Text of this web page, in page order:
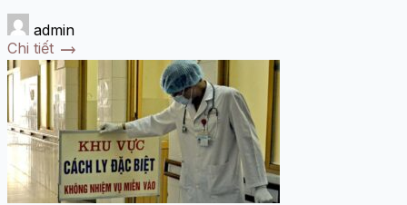
admin
Chi tiết trending_flat